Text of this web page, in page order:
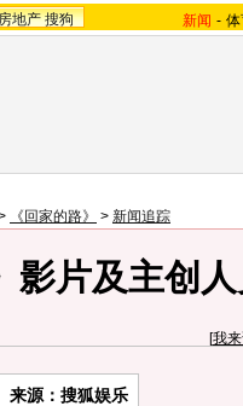
地产 搜狗 新闻 -
《回家的路》 > 新闻追踪
影片及主创
[我
来源：搜狐娱乐